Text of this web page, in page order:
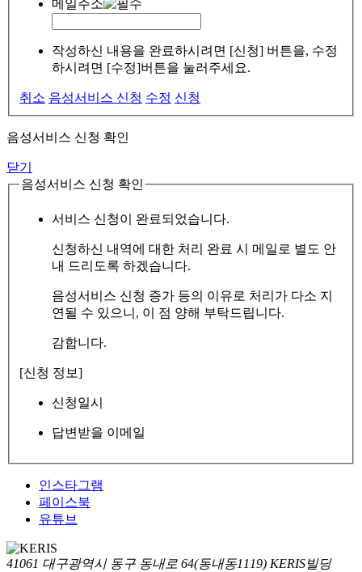
메일주소
작성하신 내용을 완료하시려면 [신청] 버튼을, 수정
하시려면 [수정]버튼을 눌러주세요.
취소 음성서비스 신청 수정 신청
음성서비스 신청 확인
닫기
음성서비스 신청 확인
서비스 신청이 완료되었습니다.
신청하신 내역에 대한 처리 완료 시 메일로 별도 안
내 드리도록 하겠습니다.
음성서비스 신청 증가 등의 이유로 처리가 다소 지
연될 수 있으니, 이 점 양해 부탁드립니다.
감합니다.
[신청 정보]
신청일시
답변받을 이메일
인스타그램
페이스북
유튜브
41061 대구광역시 동구 동내로 64(동내동1119) KERIS빌딩